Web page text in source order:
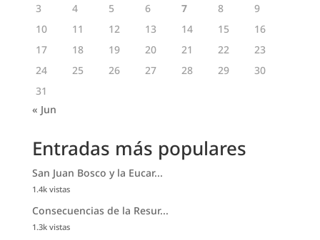
3
4 5 6 7 8
9
10
11 12 13 14 15
16
17
18 19 20 21 22
23
24
25 26 27 28 29
30
31
« Jun
Entradas más populares
San Juan Bosco y la Eucar...
1.4k vistas
Consecuencias de la Resur...
1.3k vistas